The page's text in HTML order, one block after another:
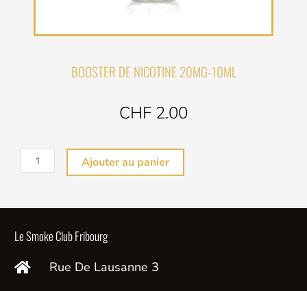
BOOSTER DE NICOTINE 20MG-10ML
CHF 2.00
quantité
de
NICOTINE
-10ML
Ajouter au panier
Le Smoke Club Fribourg
Rue De Lausanne 3